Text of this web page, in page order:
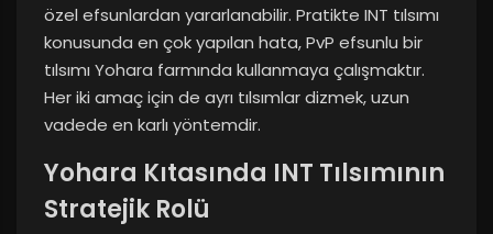
özel efsunlardan yararlanabilir. Pratikte INT tılsımı
konusunda en çok yapılan hata, PvP efsunlu bir
tılsımı Yohara farmında kullanmaya çalışmaktır.
Her iki amaç için de ayrı tılsımlar dizmek, uzun
vadede en karlı yöntemdir.
Yohara Kıtasında INT Tılsımının
Stratejik Rolü